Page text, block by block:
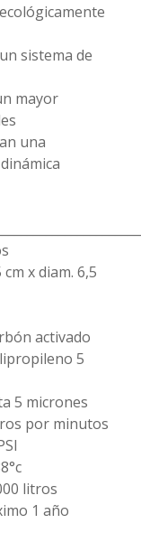
sistema de
mayor
una
cm x diam. 6,5
activado
5
5 micrones
por minutos
litros
1 año